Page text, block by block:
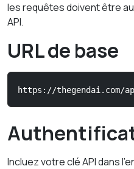
les requêtes doivent être
API.
URL de base
https://thegendai.com/
Incluez votre clé API dans